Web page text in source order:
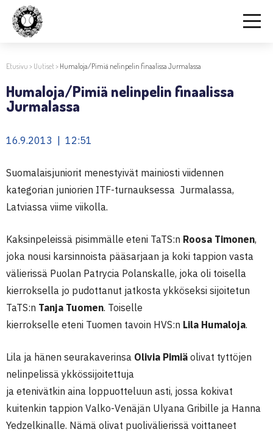
Etusivu > Uutiset> Humaloja/Pimiä nelinpelin finaalissa Jurmalassa
Humaloja/Pimiä nelinpelin finaalissa
Jurmalassa
16.9.2013 | 12:51
Suomalaisjuniorit menestyivät mainiosti viidennen
kategorian juniorien ITF-turnauksessa Jurmalassa,
Latviassa viime viikolla.
Kaksinpeleissä pisimmälle eteni TaTS:n Roosa Timonen,
joka nousi karsinnoista pääsarjaan ja koki tappion vasta
välierissä Puolan Patrycia Polanskalle, joka oli toisella
kierroksella jo pudottanut jatkosta ykköseksi sijoitetun
TaTS:n Tanja Tuomen. Toiselle
kierrokselle eteni Tuomen tavoin HVS:n Lila Humaloja.
Lila ja hänen seurakaverinsa Olivia Pimiä olivat tyttöjen
nelinpelissä ykkössijoitettuja
ja etenivätkin aina loppuotteluun asti, jossa kokivat
kuitenkin tappion Valko-Venäjän Ulyana Gribille ja Hanna
Yedzelkinalle. Nämä olivat puolivälierissä voittaneet